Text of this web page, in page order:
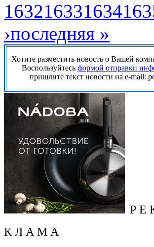
163216331634
›последняя »
Хотите разместить новость о Вашей
Воспользуйтесь формой отправки
пришлите текст новости на e-mail:
Р Е
К Л А М А